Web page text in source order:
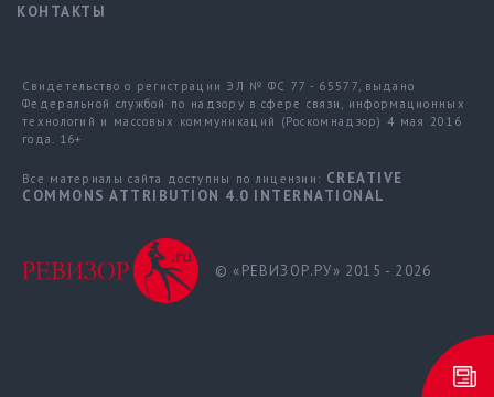
КОНТАКТЫ
Свидетельство о регистрации ЭЛ № ФС 77 - 65577, выдано
Федеральной службой по надзору в сфере связи, информационных
технологий и массовых коммуникаций (Роскомнадзор) 4 мая 2016
года. 16+
Все материалы сайта доступны по лицензии: CREATIVE
COMMONS ATTRIBUTION 4.0 INTERNATIONAL
© «РЕВИЗОР.РУ» 2015 - 2026